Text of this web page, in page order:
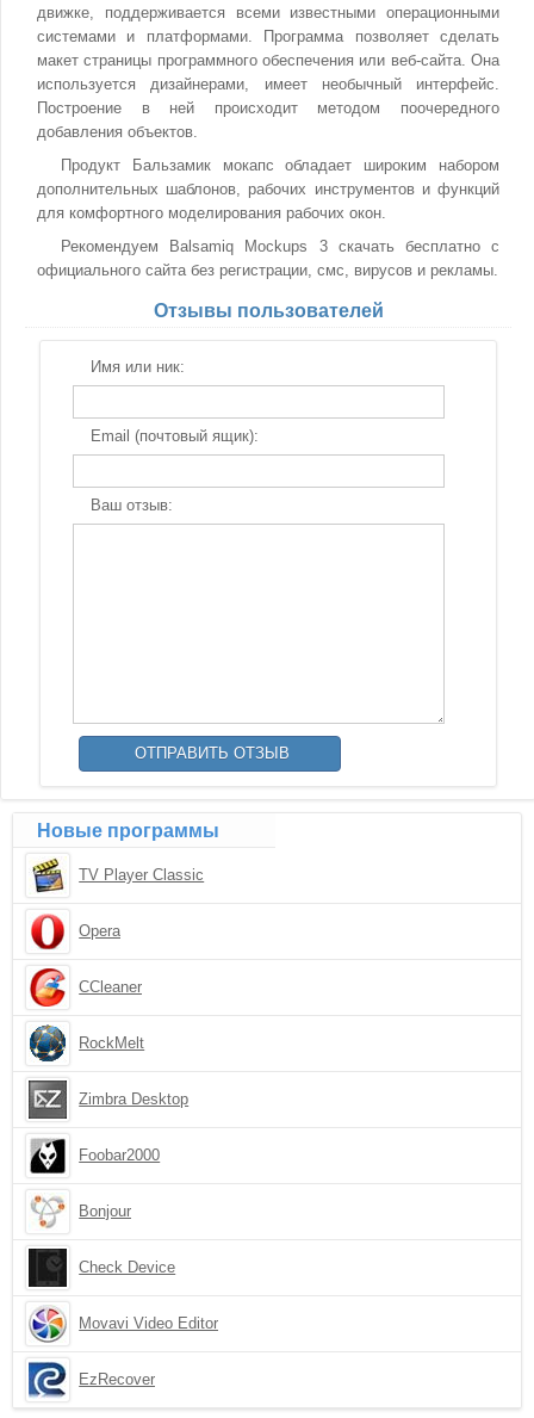
движке, поддерживается всеми известными операционными
системами и платформами. Программа позволяет сделать
макет страницы программного обеспечения или веб-сайта. Она
используется дизайнерами, имеет необычный интерфейс.
Построение в ней происходит методом поочередного
добавления объектов.
Продукт Бальзамик мокапс обладает широким набором
дополнительных шаблонов, рабочих инструментов и функций
для комфортного моделирования рабочих окон.
Рекомендуем Balsamiq Mockups 3 скачать бесплатно с
официального сайта без регистрации, смс, вирусов и рекламы.
Отзывы пользователей
Имя или ник:
Email (почтовый ящик):
Ваш отзыв:
Новые программы
TV Player Classic
Opera
CCleaner
RockMelt
Zimbra Desktop
Foobar2000
Bonjour
Check Device
Movavi Video Editor
EzRecover